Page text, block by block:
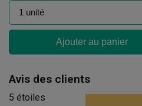
Ajouter au panier
Avis des clients
5 étoiles